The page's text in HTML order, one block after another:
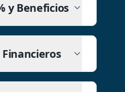
y Beneficios